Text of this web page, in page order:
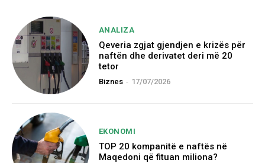
ANALIZA
Qeveria zgjat gjendjen e krizës për
naftën dhe derivatet deri më 20
tetor
Biznes - 17/07/2026
EKONOMI
TOP 20 kompanitë e naftës në
Maqedoni që fituan miliona?